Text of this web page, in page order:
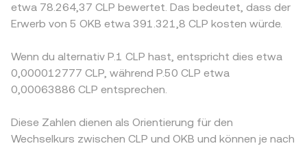
etwa 78.264,37 CLP bewertet. Das bedeutet, dass der
Erwerb von 5 OKB etwa 391.321,8 CLP kosten würde.
Wenn du alternativ P.1 CLP hast, entspricht dies etwa
0,000012777 CLP, während P.50 CLP etwa
0,00063886 CLP entsprechen.
Diese Zahlen dienen als Orientierung für den
Wechselkurs zwischen CLP und OKB und können je nach